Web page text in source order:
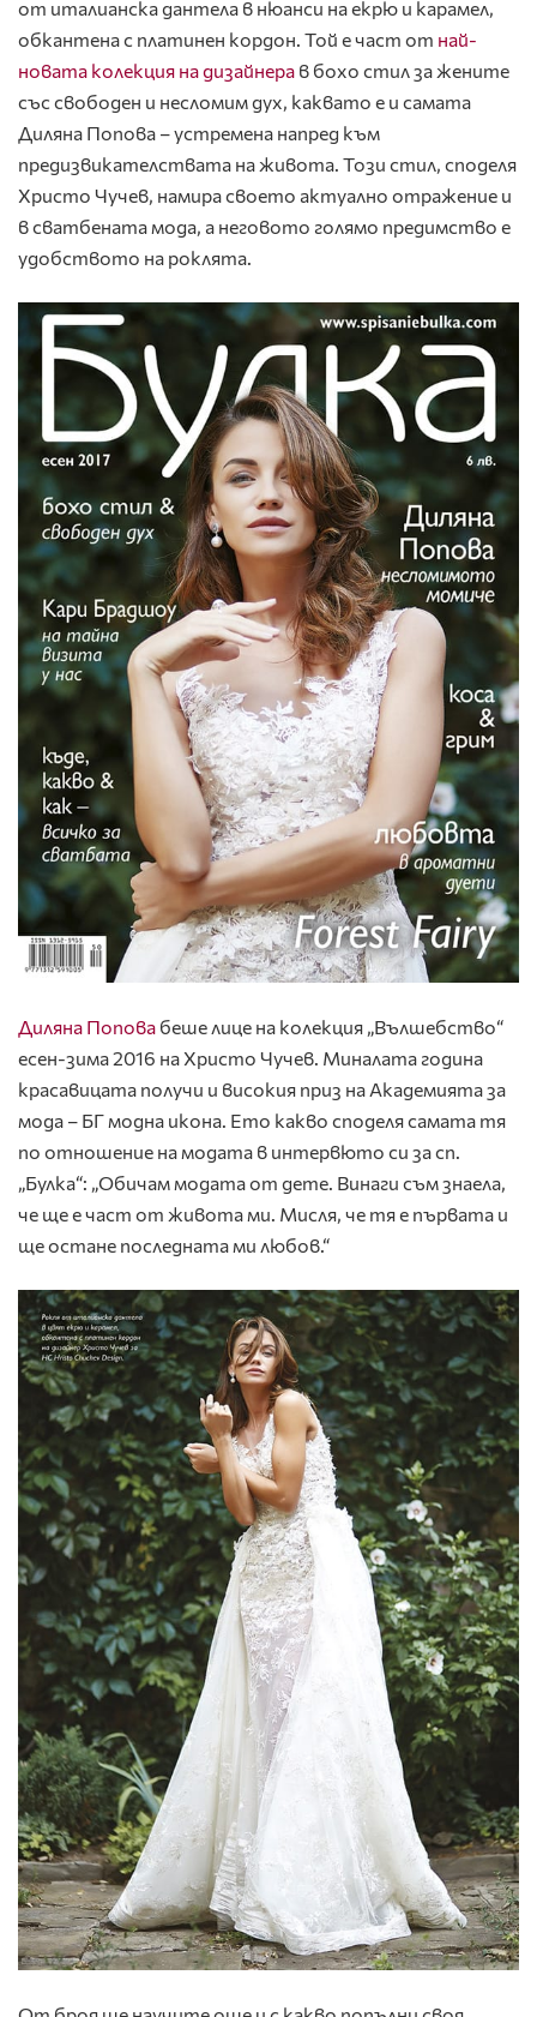
от италианска дантела в нюанси на екрю и карамел,
обкантена с платинен кордон. Той е част от най-
новата колекция на дизайнера в бохо стил за жените
със свободен и несломим дух, каквато е и самата
Диляна Попова – устремена напред към
предизвикателствата на живота. Този стил, споделя
Христо Чучев, намира своето актуално отражение и
в сватбената мода, а неговото голямо предимство е
удобството на роклята.
Диляна Попова беше лице на колекция „Вълшебство“
есен-зима 2016 на Христо Чучев. Миналата година
красавицата получи и високия приз на Академията за
мода – БГ модна икона. Ето какво споделя самата тя
по отношение на модата в интервюто си за сп.
„Булка“: „Обичам модата от дете. Винаги съм знаела,
че ще е част от живота ми. Мисля, че тя е първата и
ще остане последната ми любов.“